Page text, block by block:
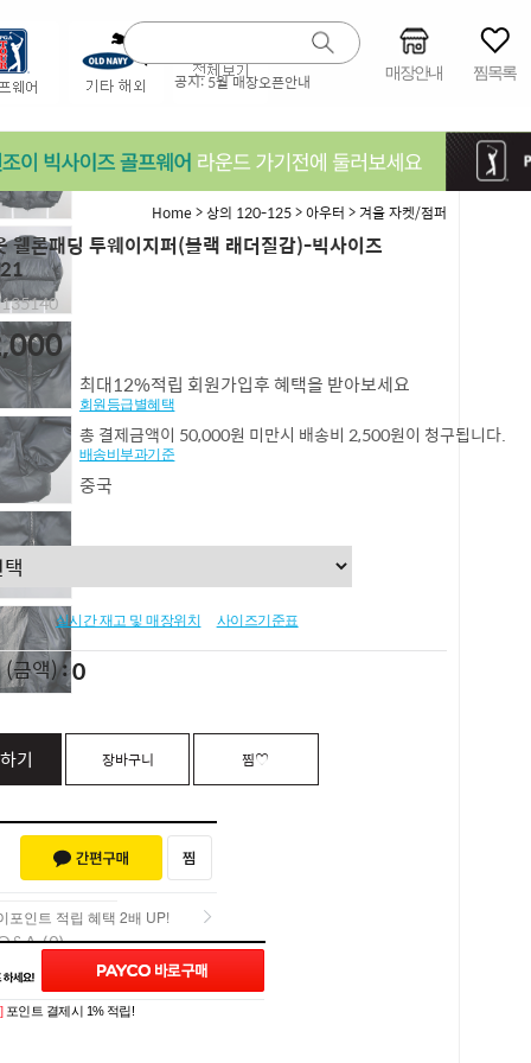
공지:5월 매장오픈안내 매장안내 찜목록
Home>상의 120-125>아우터 >겨울 자켓/점퍼
웰론패딩 투웨이지퍼(블랙 래더질감)-빅사이즈
최대12%적립 회원가입후 혜택을 받아보세요
회원등급별혜택
총 결제금액이 50,000원 미만시 배송비 2,500원이 청구됩니다.
배송비부과기준
중국
실시간 재고 및 매장위치 사이즈기준표
(금액) 0
기 장바구니 찜♡
포인트 적립 혜택 2배 UP!
포인트 적립 혜택 2배 UP!
포인트 결제시 1% 적립!
(0)